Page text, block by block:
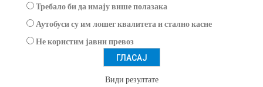
Требало би да имају више полазака
Аутобуси су им лошег квалитета и стално касне
Не користим јавни превоз
Види резултате